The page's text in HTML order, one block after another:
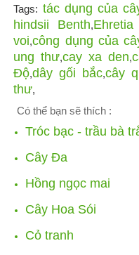
Tags: tác dụng của
hindsii Benth,
voi,công dụng của
ung thư,cay xa den,
Độ,dây gối bắc,cây
thư,
Có thể bạn sẽ thích :
Tróc bạc - trầu bà
Cây Đa
Hồng ngọc mai
Cây Hoa Sói
Cỏ tranh